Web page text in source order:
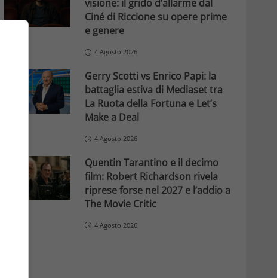
visione: il grido d’allarme dal
Ciné di Riccione su opere prime
e genere
4 Agosto 2026
Gerry Scotti vs Enrico Papi: la
battaglia estiva di Mediaset tra
La Ruota della Fortuna e Let’s
Make a Deal
4 Agosto 2026
Quentin Tarantino e il decimo
film: Robert Richardson rivela
riprese forse nel 2027 e l’addio a
The Movie Critic
4 Agosto 2026